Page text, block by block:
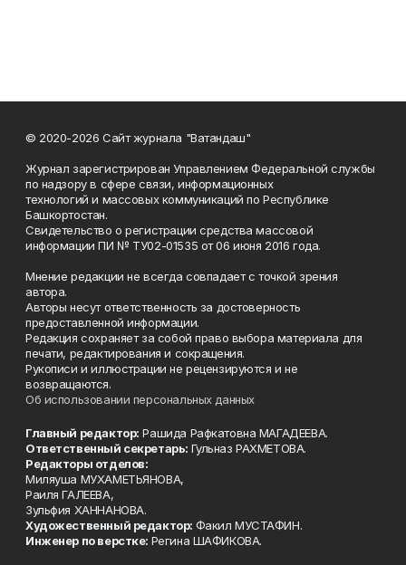
© 2020-2026 Сайт журнала "Ватандаш"
Журнал зарегистрирован Управлением Федеральной службы
по надзору в сфере связи, информационных
технологий и массовых коммуникаций по Республике
Башкортостан.
Свидетельство о регистрации средства массовой
информации ПИ № ТУ02-01535 от 06 июня 2016 года.
Мнение редакции не всегда совпадает с точкой зрения
автора.
Авторы несут ответственность за достоверность
предоставленной информации.
Редакция сохраняет за собой право выбора материала для
печати, редактирования и сокращения.
Рукописи и иллюстрации не рецензируются и не
возвращаются.
Об использовании персональных данных
Главный редактор: Рашида Рафкатовна МАГАДЕЕВА.
Ответственный секретарь: Гульназ РАХМЕТОВА.
Редакторы отделов:
Миляуша МУХАМЕТЬЯНОВА,
Раиля ГАЛЕЕВА,
Зульфия ХАННАНОВА.
Художественный редактор: Факил МУСТАФИН.
Инженер по верстке: Регина ШАФИКОВА.